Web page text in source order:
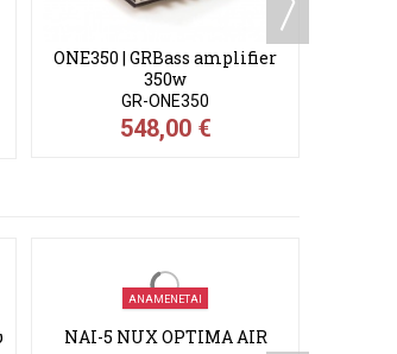
ONE350 | GRBass amplifier
350w
GR-ONE350
548,00 €